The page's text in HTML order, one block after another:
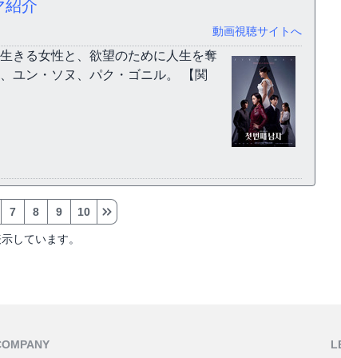
紹介
動画視聴サイトへ
きる女性と、欲望のために人生を奪
ユン・ソヌ、パク・ゴニル。 【関
しています。
7 8 9 10